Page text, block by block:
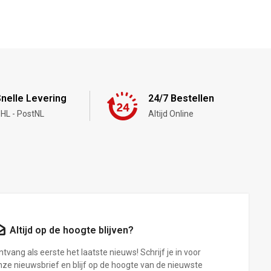
Levering
- PostNL
24/7 Bestellen
Altijd Online
Altijd op de hoogte blijven?
als eerste het laatste nieuws! Schrijf je in voor
nieuwsbrief en blijf op de hoogte van de nieuwste